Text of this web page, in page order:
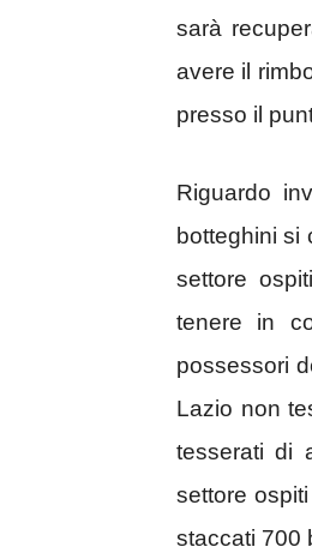
sarà
avere il
presso il
Riguardo
botteghini si
settore
tenere in
possessori
Lazio non
tesserati di
settore
staccati 700